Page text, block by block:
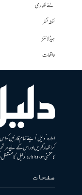
نئے لکھاری
نقطہ نظر
ہیڈلائنز
واقعات
ادارہ ’دلیل‘ اپنے تمام قارئین
کر اظہار کریں اور اس کے لیے ہر
کا متمنی ہو، وہ ادارہ ’دلیل‘ کا
صفحات